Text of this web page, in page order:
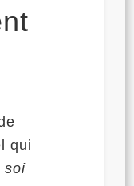
qui
soi